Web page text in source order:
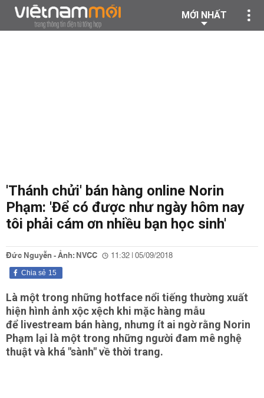
MỚI NHẤT
'Thánh chửi' bán hàng online Norin
Phạm: 'Để có được như ngày hôm nay
tôi phải cám ơn nhiều bạn học sinh'
Đức Nguyễn - Ảnh: NVCC 11:32 | 05/09/2018
15
Chia sẻ
Là một trong những hotface nổi tiếng thường xuất
hiện hình ảnh xộc xệch khi mặc hàng mẫu
để livestream bán hàng, nhưng ít ai ngờ rằng Norin
Phạm lại là một trong những người đam mê nghệ
thuật và khá "sành" về thời trang.